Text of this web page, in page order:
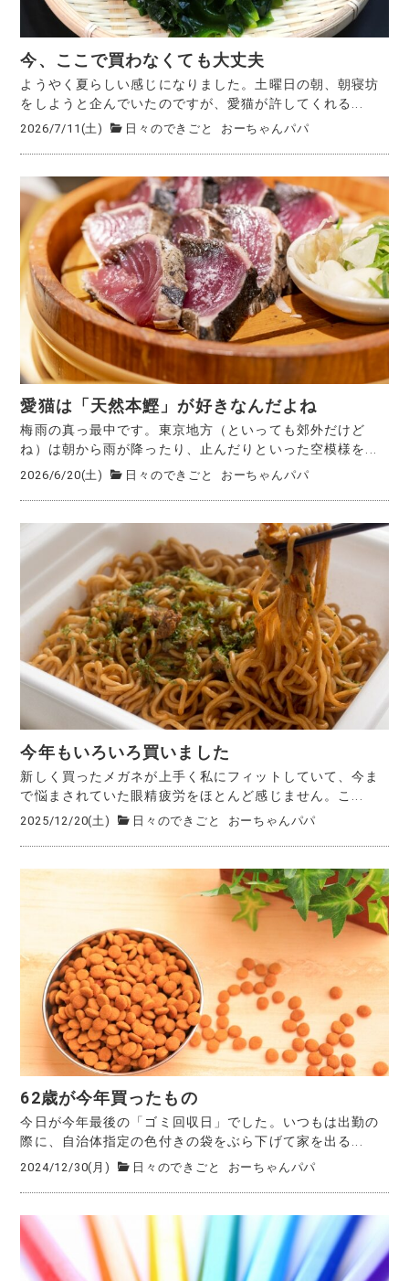
今、ここで買わなくても大丈夫
ようやく夏らしい感じになりました。土曜日の朝、朝寝坊
をしようと企んでいたのですが、愛猫が許してくれる...
2026/7/11(土) 日々のできごと おーちゃんパパ
愛猫は「天然本鰹」が好きなんだよね
梅雨の真っ最中です。東京地方（といっても郊外だけど
ね）は朝から雨が降ったり、止んだりといった空模様を...
2026/6/20(土) 日々のできごと おーちゃんパパ
今年もいろいろ買いました
新しく買ったメガネが上手く私にフィットしていて、今ま
で悩まされていた眼精疲労をほとんど感じません。こ...
2025/12/20(土) 日々のできごと おーちゃんパパ
62歳が今年買ったもの
今日が今年最後の「ゴミ回収日」でした。いつもは出勤の
際に、自治体指定の色付きの袋をぶら下げて家を出る...
2024/12/30(月) 日々のできごと おーちゃんパパ